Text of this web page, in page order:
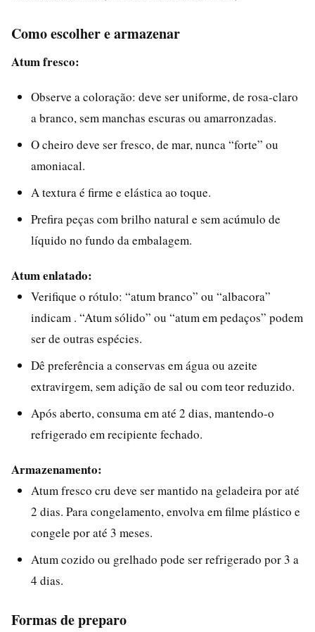
Como escolher e armazenar
Atum fresco:
Observe a coloração: deve ser uniforme, de rosa-claro
a branco, sem manchas escuras ou amarronzadas.
O cheiro deve ser fresco, de mar, nunca “forte” ou
amoniacal.
A textura é firme e elástica ao toque.
Prefira peças com brilho natural e sem acúmulo de
líquido no fundo da embalagem.
Atum enlatado:
Verifique o rótulo: “atum branco” ou “albacora”
indicam . “Atum sólido” ou “atum em pedaços” podem
ser de outras espécies.
Dê preferência a conservas em água ou azeite
extravirgem, sem adição de sal ou com teor reduzido.
Após aberto, consuma em até 2 dias, mantendo-o
refrigerado em recipiente fechado.
Armazenamento:
Atum fresco cru deve ser mantido na geladeira por até
2 dias. Para congelamento, envolva em filme plástico e
congele por até 3 meses.
Atum cozido ou grelhado pode ser refrigerado por 3 a
4 dias.
Formas de preparo